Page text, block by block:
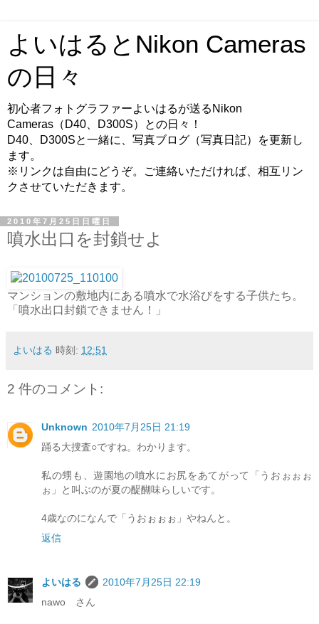
よいはるとNikon Cameras
の日々
初心者フォトグラファーよいはるが送るNikon
Cameras（D40、D300S）との日々！
D40、D300Sと一緒に、写真ブログ（写真日記）を更新し
ます。
※リンクは自由にどうぞ。ご連絡いただければ、相互リン
クさせていただきます。
2010年7月25日日曜日
噴水出口を封鎖せよ
マンションの敷地内にある噴水で水浴びをする子供たち。
「噴水出口封鎖できません！」
よいはる 時刻: 12:51
2 件のコメント:
Unknown 2010年7月25日 21:19
踊る大捜査○ですね。わかります。
私の甥も、遊園地の噴水にお尻をあてがって「うおぉぉぉ
ぉ」と叫ぶのが夏の醍醐味らしいです。
4歳なのになんで「うおぉぉぉ」やねんと。
返信
よいはる
2010年7月25日 22:19
nawo さん